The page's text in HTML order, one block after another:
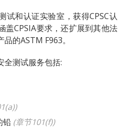
试和认证实验室，获得CPSC认
盖CPSIA要求，还扩展到其他法
的ASTM F963。
全测试服务包括:
铅 (章节101(f))